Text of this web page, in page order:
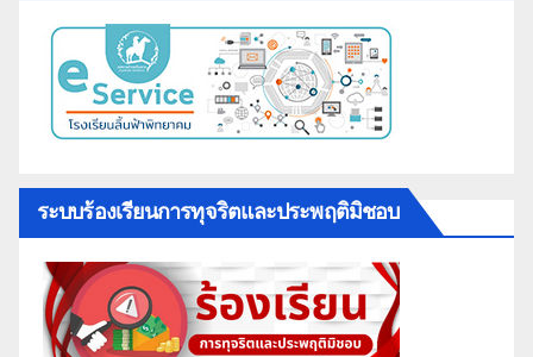
ระบบร้องเรียนการทุจริตและประพฤติมิชอบ